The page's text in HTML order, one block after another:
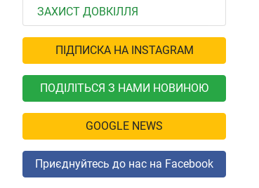
ЗАХИСТ ДОВКІЛЛЯ
ПІДПИСКА НА INSTAGRAM
ПОДІЛІТЬСЯ З НАМИ НОВИНОЮ
GOOGLE NEWS
Приєднуйтесь до нас на Facebook